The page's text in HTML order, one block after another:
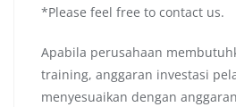
*Please feel free to contact us.
Apabila perusahaan
training, anggaran investasi
menyesuaikan dengan